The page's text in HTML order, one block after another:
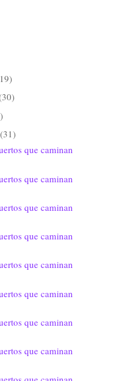
(31)
que caminan
que caminan
que caminan
que caminan
que caminan
que caminan
que caminan
que caminan